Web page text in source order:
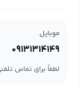
موبایل
09131314149
لطفاً برای تماس